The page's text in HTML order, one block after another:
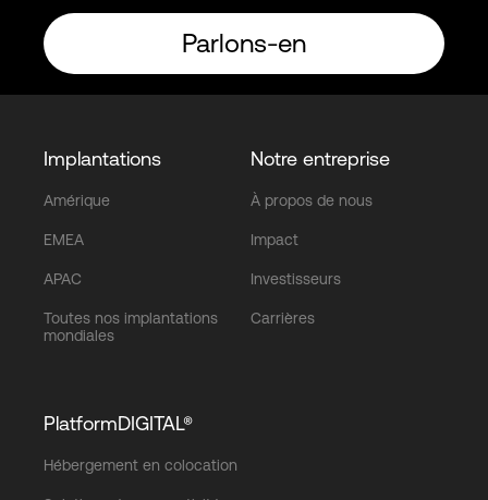
Parlons-en
Implantations
Amérique
EMEA
APAC
Toutes nos implantations
mondiales
Notre entreprise
À propos de nous
Impact
Investisseurs
Carrières
PlatformDIGITAL®
Hébergement en colocation